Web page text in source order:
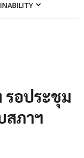
รอประชุม
สภาฯ